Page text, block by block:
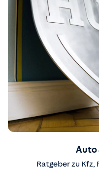
Auto
Ratgeber zu Kfz,